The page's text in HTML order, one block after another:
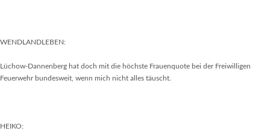
WENDLANDLEBEN:
Lüchow-Dannenberg hat doch mit die höchste Frauenquote bei der Freiwilligen
Feuerwehr bundesweit, wenn mich nicht alles täuscht.
HEIKO: